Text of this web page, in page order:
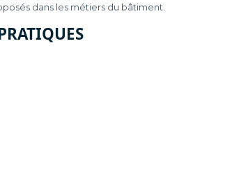
dans les métiers du bâtiment.